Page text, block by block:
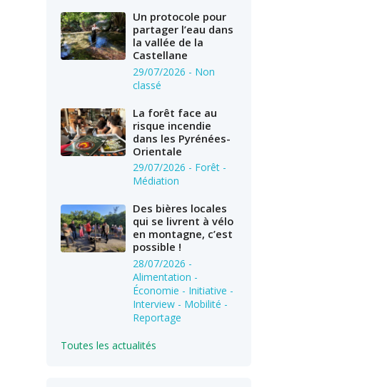
Un protocole pour
partager l’eau dans
la vallée de la
Castellane
29/07/2026 - Non
classé
La forêt face au
risque incendie
dans les Pyrénées-
Orientale
29/07/2026 - Forêt -
Médiation
Des bières locales
qui se livrent à vélo
en montagne, c’est
possible !
28/07/2026 -
Alimentation -
Économie - Initiative -
Interview - Mobilité -
Reportage
Toutes les actualités